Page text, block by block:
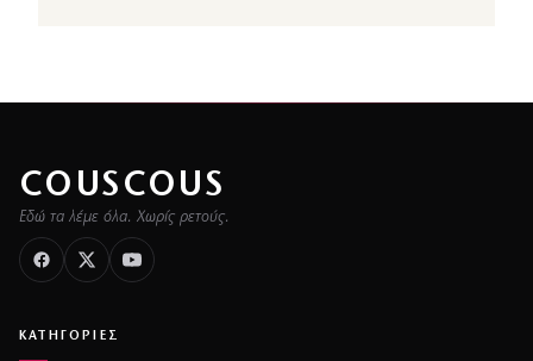
COUSCOUS
Εδώ τα λέμε όλα. Χωρίς ρετούς.
ΚΑΤΗΓΟΡΙΕΣ